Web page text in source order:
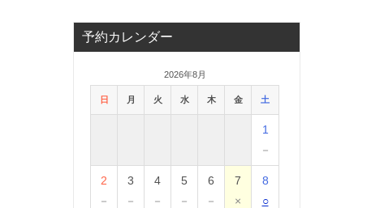
予約カレンダー
2026年8月
日 月 火 水 木 金 土
1
－
2
－
3
－
4
－
5
－
6
－
7
×
8
○